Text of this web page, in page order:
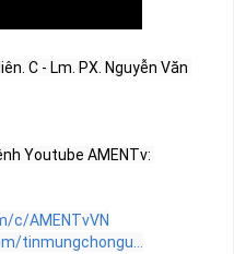
C - Lm. PX. Nguyễn Văn
Youtube AMENTv:
c/AMENTvVN
tinmungchongu...